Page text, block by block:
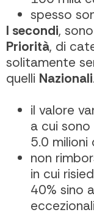
spesso
I secondi,
Priorità, di
solitamente
quelli Nazionali.
il valore
a cui
5.0 milioni
non
in cui
40% sino